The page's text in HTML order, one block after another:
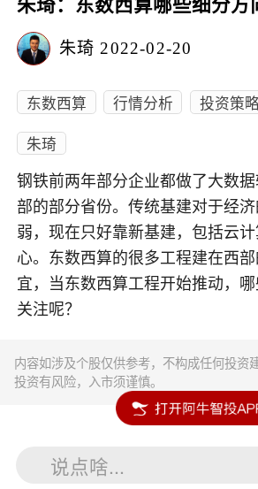
朱琦：东数西算哪些细分方
朱琦 2022-02-20
东数西算 行情分析 投资策
朱琦
钢铁前两年部分企业都做了大数
部的部分省份。传统基建对于经
弱，现在只好靠新基建，包括云
心。东数西算的很多工程建在西
宜，当东数西算工程开始推动，
关注呢？
内容如涉及个股仅供参考，不构成任何投资
投资有风险，入市须谨慎。
说点啥...